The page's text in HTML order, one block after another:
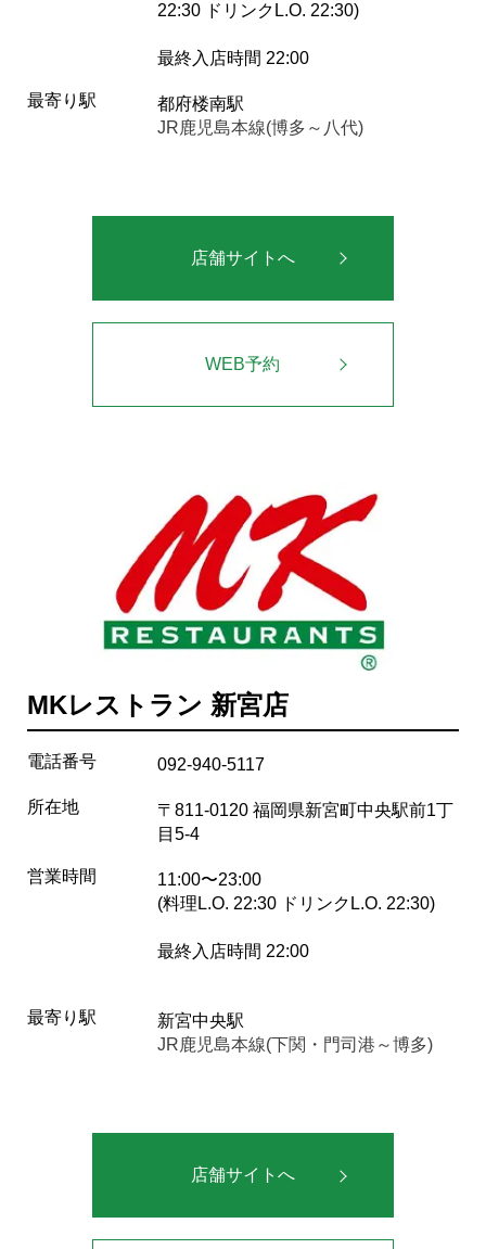
22:30 ドリンクL.O. 22:30)
最終入店時間 22:00
最寄り駅
都府楼南駅
JR鹿児島本線(博多～八代)
店舗サイトへ
WEB予約
MKレストラン 新宮店
電話番号 092-940-5117
所在地
〒811-0120 福岡県新宮町中央駅前1丁
目5-4
営業時間
11:00〜23:00
(料理L.O. 22:30 ドリンクL.O. 22:30)
最終入店時間 22:00
最寄り駅
新宮中央駅
JR鹿児島本線(下関・門司港～博多)
店舗サイトへ